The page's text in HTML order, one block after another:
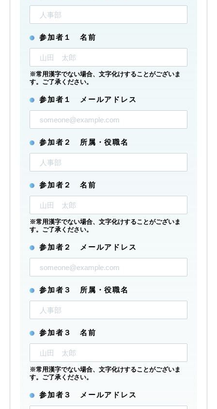
参加者１ 名前
※常用漢字でない場合、文字化けすることがございま
す。ご了承ください。
参加者１ メールアドレス
参加者２ 所属・役職名
参加者２ 名前
※常用漢字でない場合、文字化けすることがございま
す。ご了承ください。
参加者２ メールアドレス
参加者３ 所属・役職名
参加者３ 名前
※常用漢字でない場合、文字化けすることがございま
す。ご了承ください。
参加者３ メールアドレス